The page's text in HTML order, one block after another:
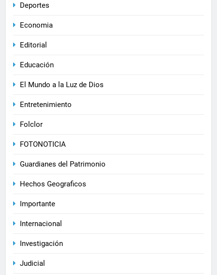
Deportes
Economia
Editorial
Educación
El Mundo a la Luz de Dios
Entretenimiento
Folclor
FOTONOTICIA
Guardianes del Patrimonio
Hechos Geograficos
Importante
Internacional
Investigación
Judicial